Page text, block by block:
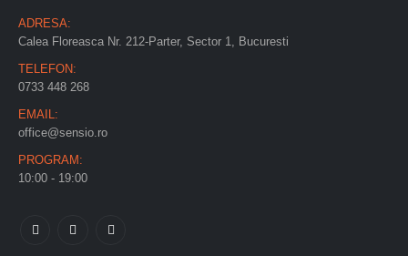
ADRESA:
Calea Floreasca Nr. 212-Parter, Sector 1, Bucuresti
TELEFON:
0733 448 268
EMAIL:
office@sensio.ro
PROGRAM:
10:00 - 19:00